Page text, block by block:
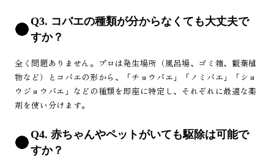
Q3. コバエの種類が分からなくても大丈夫で
すか？
全く問題ありません。プロは発生場所（風呂場、ゴミ箱、観葉植
物など）とコバエの形から、「チョウバエ」「ノミバエ」「ショ
ウジョウバエ」などの種類を即座に特定し、それぞれに最適な薬
剤を使い分けます。
Q4. 赤ちゃんやペットがいても駆除は可能で
すか？